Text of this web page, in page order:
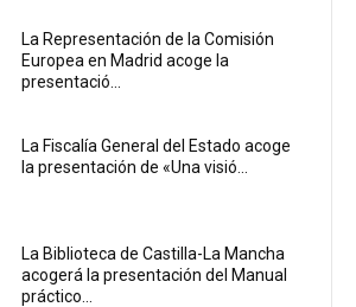
La Representación de la Comisión
Europea en Madrid acoge la
presentació...
La Fiscalía General del Estado acoge
la presentación de «Una visió...
La Biblioteca de Castilla-La Mancha
acogerá la presentación del Manual
práctico...